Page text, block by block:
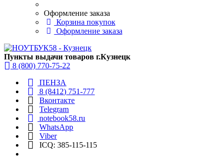
Оформление заказа
Корзина покупок
Оформление заказа
Пункты выдачи товаров г.Кузнецк
8 (800) 770-75-22
ПЕНЗА
8 (8412) 751-777
Вконтакте
Telegram
notebook58.ru
WhatsApp
Viber
ICQ: 385-115-115